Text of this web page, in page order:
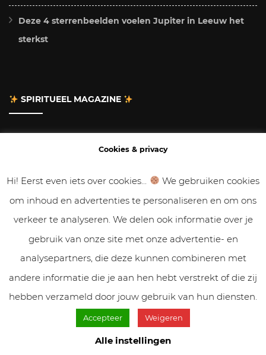
Deze 4 sterrenbeelden voelen Jupiter in Leeuw het
sterkst
SPIRITUEEL MAGAZINE
Gastbloggen
Samenwerken
Cookies & Privacy
© VolleMaanKalender.nl 2019 - 2025 // NadiZoetebier.nl //
Cookiebeleid & privacy
Cookies & privacy
Hi! Eerst even iets over cookies...
We gebruiken cookies
om inhoud en advertenties te personaliseren en om ons
verkeer te analyseren. We delen ook informatie over je
gebruik van onze site met onze advertentie- en
analysepartners, die deze kunnen combineren met
andere informatie die je aan hen hebt verstrekt of die zij
hebben verzameld door jouw gebruik van hun diensten.
Accepteer Weigeren
Alle instellingen